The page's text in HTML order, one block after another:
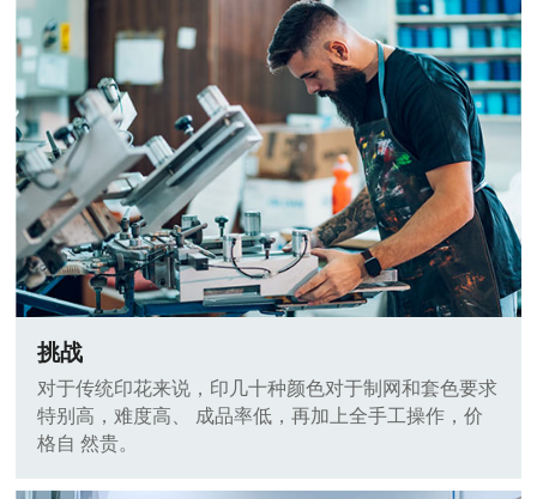
挑战
对于传统印花来说，印几十种颜色对于制网和套色要求
特别高，难度高、 成品率低，再加上全手工操作，价
格自 然贵。